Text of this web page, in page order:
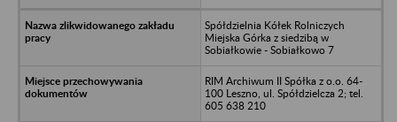
Spółdzielnia Kółek Rolniczych
Miejska Górka z siedzibą w
Sobiałkowie - Sobiałkowo 7
RIM Archiwum II Spółka z o.o. 64-
100 Leszno, ul. Spółdzielcza 2; tel.
605 638 210